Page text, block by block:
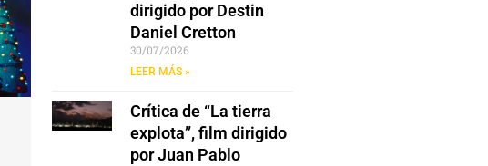
dirigido por Destin
Daniel Cretton
30/07/2026
LEER MÁS »
Crítica de “La tierra
explota”, film dirigido
por Juan Pablo